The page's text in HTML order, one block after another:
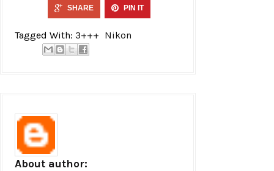
SHARE PIN IT
Tagged With: 3+++ Nikon
About author: